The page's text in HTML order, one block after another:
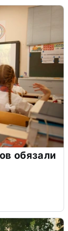
обязали